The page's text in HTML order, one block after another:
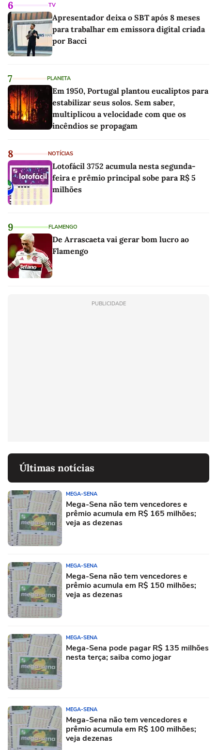
6 TV
Apresentador deixa o SBT após 8 meses
para trabalhar em emissora digital criada
por Bacci
7 PLANETA
Em 1950, Portugal plantou eucaliptos para
estabilizar seus solos. Sem saber,
multiplicou a velocidade com que os
incêndios se propagam
8 NOTÍCIAS
Lotofácil 3752 acumula nesta segunda-
feira e prêmio principal sobe para R$ 5
milhões
9 FLAMENGO
De Arrascaeta vai gerar bom lucro ao
Flamengo
PUBLICIDADE
Últimas notícias
MEGA-SENA
Mega-Sena não tem vencedores e
prêmio acumula em R$ 165 milhões;
veja as dezenas
MEGA-SENA
Mega-Sena não tem vencedores e
prêmio acumula em R$ 150 milhões;
veja as dezenas
MEGA-SENA
Mega-Sena pode pagar R$ 135 milhões
nesta terça; saiba como jogar
MEGA-SENA
Mega-Sena não tem vencedores e
prêmio acumula em R$ 100 milhões;
veja dezenas